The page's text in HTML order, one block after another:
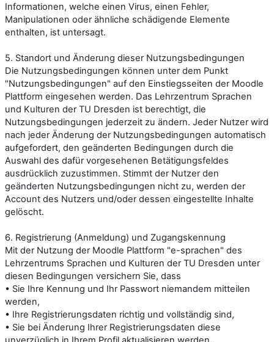
Informationen, welche einen Virus, einen Fehler,
Manipulationen oder ähnliche schädigende Elemente
enthalten, ist untersagt.
5. Standort und Änderung dieser Nutzungsbedingungen
Die Nutzungsbedingungen können unter dem Punkt
"Nutzungsbedingungen" auf den Einstiegsseiten der Moodle
Plattform eingesehen werden. Das Lehrzentrum Sprachen
und Kulturen der TU Dresden ist berechtigt, die
Nutzungsbedingungen jederzeit zu ändern. Jeder Nutzer wird
nach jeder Änderung der Nutzungsbedingungen automatisch
aufgefordert, den geänderten Bedingungen durch die
Auswahl des dafür vorgesehenen Betätigungsfeldes
ausdrücklich zuzustimmen. Stimmt der Nutzer den
geänderten Nutzungsbedingungen nicht zu, werden der
Account des Nutzers und/oder dessen eingestellte Inhalte
gelöscht.
6. Registrierung (Anmeldung) und Zugangskennung
Mit der Nutzung der Moodle Plattform "e-sprachen" des
Lehrzentrums Sprachen und Kulturen der TU Dresden unter
diesen Bedingungen versichern Sie, dass
• Sie Ihre Kennung und Ihr Passwort niemandem mitteilen
werden,
• Ihre Registrierungsdaten richtig und vollständig sind,
• Sie bei Änderung Ihrer Registrierungsdaten diese